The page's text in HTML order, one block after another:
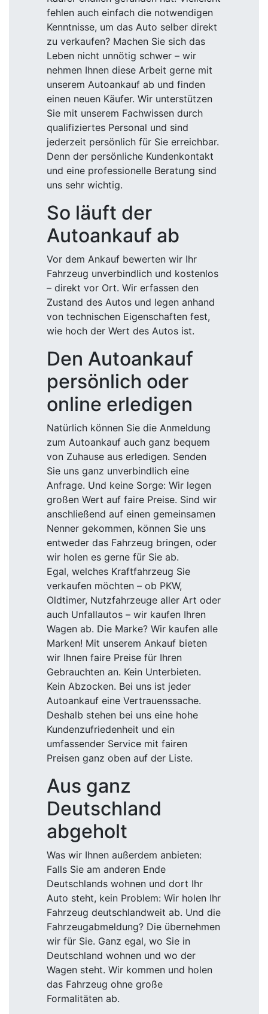
fehlen auch einfach die notwendigen
Kenntnisse, um das Auto selber direkt
zu verkaufen? Machen Sie sich das
Leben nicht unnötig schwer – wir
nehmen Ihnen diese Arbeit gerne mit
unserem Autoankauf ab und finden
einen neuen Käufer. Wir unterstützen
Sie mit unserem Fachwissen durch
qualifiziertes Personal und sind
jederzeit persönlich für Sie erreichbar.
Denn der persönliche Kundenkontakt
und eine professionelle Beratung sind
uns sehr wichtig.
So läuft der
Autoankauf ab
Vor dem Ankauf bewerten wir Ihr
Fahrzeug unverbindlich und kostenlos
– direkt vor Ort. Wir erfassen den
Zustand des Autos und legen anhand
von technischen Eigenschaften fest,
wie hoch der Wert des Autos ist.
Den Autoankauf
persönlich oder
online erledigen
Natürlich können Sie die Anmeldung
zum Autoankauf auch ganz bequem
von Zuhause aus erledigen. Senden
Sie uns ganz unverbindlich eine
Anfrage. Und keine Sorge: Wir legen
großen Wert auf faire Preise. Sind wir
anschließend auf einen gemeinsamen
Nenner gekommen, können Sie uns
entweder das Fahrzeug bringen, oder
wir holen es gerne für Sie ab.
Egal, welches Kraftfahrzeug Sie
verkaufen möchten – ob PKW,
Oldtimer, Nutzfahrzeuge aller Art oder
auch Unfallautos – wir kaufen Ihren
Wagen ab. Die Marke? Wir kaufen alle
Marken! Mit unserem Ankauf bieten
wir Ihnen faire Preise für Ihren
Gebrauchten an. Kein Unterbieten.
Kein Abzocken. Bei uns ist jeder
Autoankauf eine Vertrauenssache.
Deshalb stehen bei uns eine hohe
Kundenzufriedenheit und ein
umfassender Service mit fairen
Preisen ganz oben auf der Liste.
Aus ganz
Deutschland
abgeholt
Was wir Ihnen außerdem anbieten:
Falls Sie am anderen Ende
Deutschlands wohnen und dort Ihr
Auto steht, kein Problem: Wir holen Ihr
Fahrzeug deutschlandweit ab. Und die
Fahrzeugabmeldung? Die übernehmen
wir für Sie. Ganz egal, wo Sie in
Deutschland wohnen und wo der
Wagen steht. Wir kommen und holen
das Fahrzeug ohne große
Formalitäten ab.